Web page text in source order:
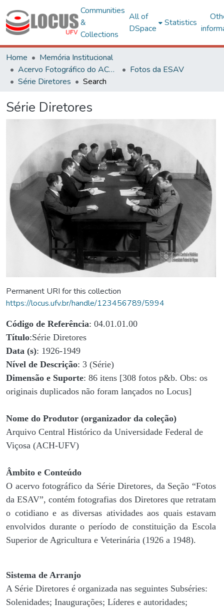
Communities
&
Collections
All of
DSpace
Statistics
Home
Memória Institucional
Acervo Fotográfico do ACH-UFV
Fotos da ESAV
Série Diretores
Search
Série Diretores
Permanent URI for this collection
https://locus.ufv.br/handle/123456789/5994
Código de Referência: 04.01.01.00
Título:Série Diretores
Data (s): 1926-1949
Nível de Descrição: 3 (Série)
Dimensão e Suporte: 86 itens [308 fotos p&b. Obs: os
originais duplicados não foram lançados no Locus]
Nome do Produtor (organizador da coleção)
Arquivo Central Histórico da Universidade Federal de
Viçosa (ACH-UFV)
Âmbito e Conteúdo
O acervo fotográfico da Série Diretores, da Seção “Fotos
da ESAV”, contém fotografias dos Diretores que retratam
o cotidiano e as diversas atividades aos quais estavam
envolvidos durante o período de constituição da Escola
Superior de Agricultura e Veterinária (1926 a 1948).
Sistema de Arranjo
A Série Diretores é organizada nas seguintes Subséries:
Solenidades; Inaugurações; Líderes e autoridades;